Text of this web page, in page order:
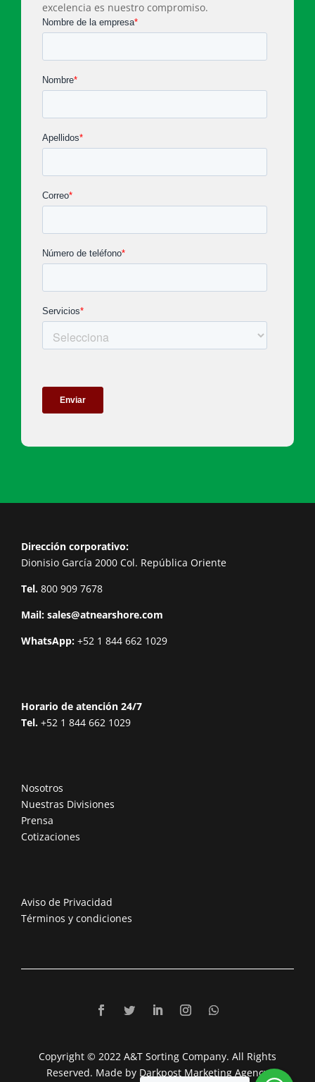
excelencia es nuestro compromiso.
Dirección corporativo:
Dionisio García 2000 Col. República Oriente
Tel. 800 909 7678
Mail: sales@atnearshore.com
WhatsApp: +52 1 844 662 1029
Horario de atención 24/7
Tel. +52 1 844 662 1029
Nosotros
Nuestras Divisiones
Prensa
Cotizaciones
Aviso de Privacidad
Términos y condiciones
Copyright © 2022 A&T Sorting Company. All Rights
Reserved. Made by Darkpost Marketing Agency